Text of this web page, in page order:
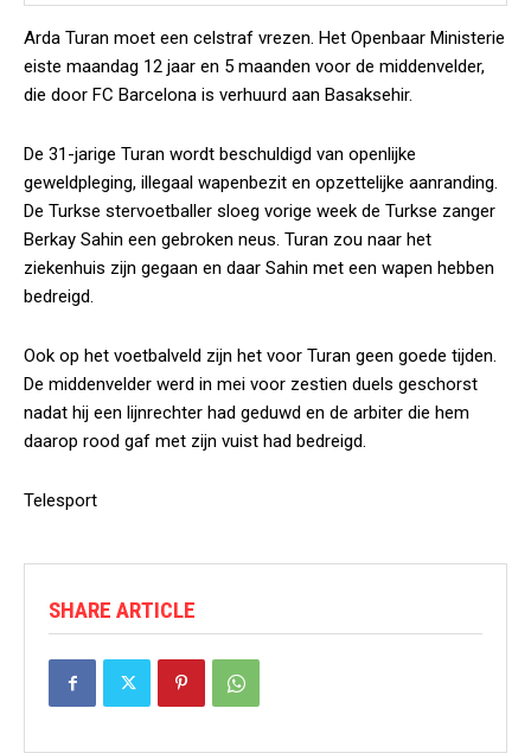
Arda Turan moet een celstraf vrezen. Het Openbaar Ministerie
eiste maandag 12 jaar en 5 maanden voor de middenvelder,
die door FC Barcelona is verhuurd aan Basaksehir.
De 31-jarige Turan wordt beschuldigd van openlijke
geweldpleging, illegaal wapenbezit en opzettelijke aanranding.
De Turkse stervoetballer sloeg vorige week de Turkse zanger
Berkay Sahin een gebroken neus. Turan zou naar het
ziekenhuis zijn gegaan en daar Sahin met een wapen hebben
bedreigd.
Ook op het voetbalveld zijn het voor Turan geen goede tijden.
De middenvelder werd in mei voor zestien duels geschorst
nadat hij een lijnrechter had geduwd en de arbiter die hem
daarop rood gaf met zijn vuist had bedreigd.
Telesport
SHARE ARTICLE